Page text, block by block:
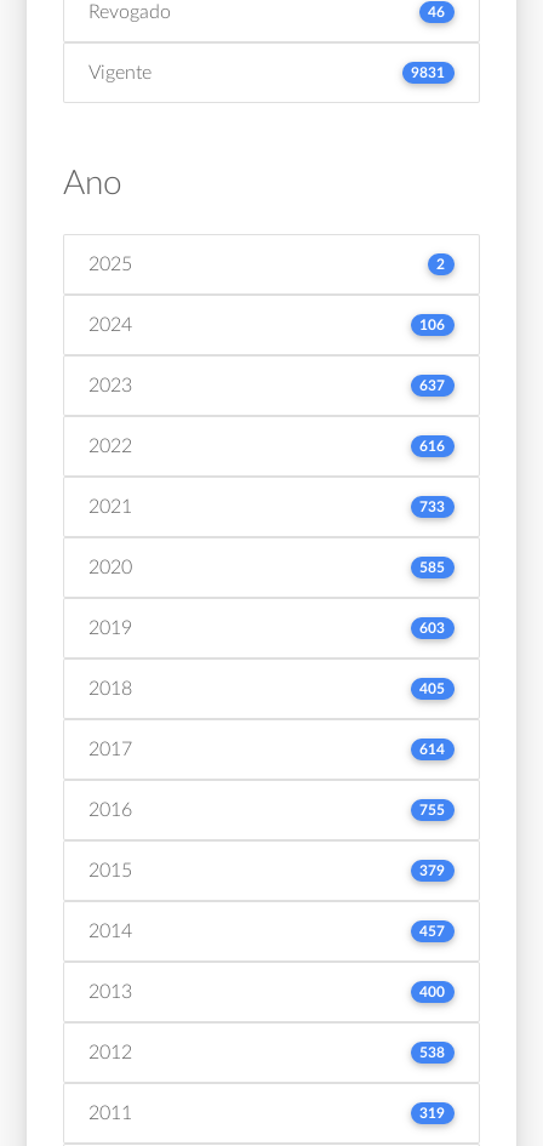
Revogado 46
Vigente 9831
Ano
2025 2
2024 106
2023 637
2022 616
2021 733
2020 585
2019 603
2018 405
2017 614
2016 755
2015 379
2014 457
2013 400
2012 538
2011 319